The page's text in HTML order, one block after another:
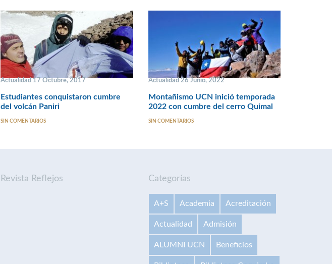
Actualidad 17 Octubre, 2017
Estudiantes conquistaron cumbre
del volcán Paniri
SIN COMENTARIOS
Actualidad 26 Junio, 2022
Montañismo UCN inició temporada
2022 con cumbre del cerro Quimal
SIN COMENTARIOS
Revista Reflejos Categorías
A+S Academia Acreditación
Actualidad Admisión
ALUMNI UCN Beneficios